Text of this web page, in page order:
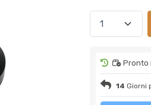
Pronto
14 Giorni